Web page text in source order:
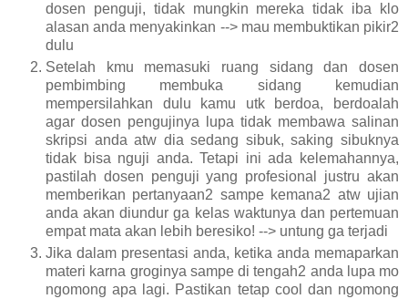
dosen penguji, tidak mungkin mereka tidak iba klo
alasan anda menyakinkan --> mau membuktikan pikir2
dulu
Setelah kmu memasuki ruang sidang dan dosen
pembimbing membuka sidang kemudian
mempersilahkan dulu kamu utk berdoa, berdoalah
agar dosen pengujinya lupa tidak membawa salinan
skripsi anda atw dia sedang sibuk, saking sibuknya
tidak bisa nguji anda. Tetapi ini ada kelemahannya,
pastilah dosen penguji yang profesional justru akan
memberikan pertanyaan2 sampe kemana2 atw ujian
anda akan diundur ga kelas waktunya dan pertemuan
empat mata akan lebih beresiko! --> untung ga terjadi
Jika dalam presentasi anda, ketika anda memaparkan
materi karna groginya sampe di tengah2 anda lupa mo
ngomong apa lagi. Pastikan tetap cool dan ngomong